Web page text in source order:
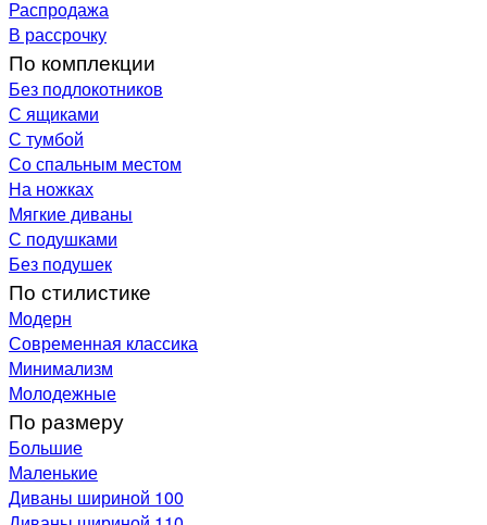
Распродажа
В рассрочку
По комплекции
Без подлокотников
С ящиками
С тумбой
Со спальным местом
На ножках
Мягкие диваны
С подушками
Без подушек
По стилистике
Модерн
Современная классика
Минимализм
Молодежные
По размеру
Большие
Маленькие
Диваны шириной 100